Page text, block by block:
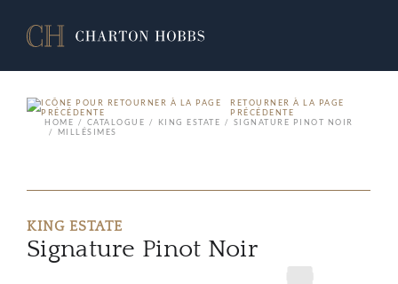
RETOURNER À LA PAGE
PRÉCÉDENTE
HOME
CATALOGUE KING ESTATE
SIGNATURE PINOT NOIR
MILLÉSIMES
KING ESTATE
Signature Pinot Noir